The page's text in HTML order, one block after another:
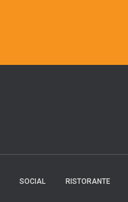
SOCIAL RISTORANTE